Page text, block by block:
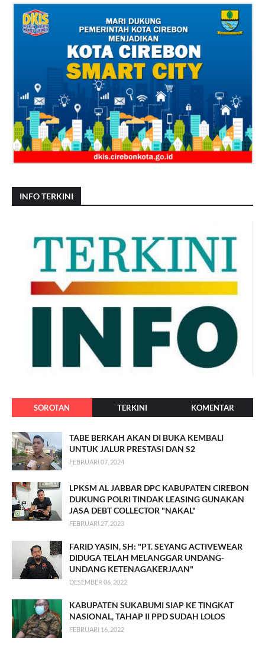
INFO TERKINI
SOROTAN TERKINI KOMENTAR
TABE BERKAH AKAN DI BUKA KEMBALI
UNTUK JALUR PRESTASI DAN S2
FEBRUARI 07, 2024
LPKSM AL JABBAR DPC KABUPATEN CIREBON
DUKUNG POLRI TINDAK LEASING GUNAKAN
JASA DEBT COLLECTOR "NAKAL"
FEBRUARI 27, 2023
FARID YASIN, SH: "PT. SEYANG ACTIVEWEAR
DIDUGA TELAH MELANGGAR UNDANG-
UNDANG KETENAGAKERJAAN"
DESEMBER 06, 2022
KABUPATEN SUKABUMI SIAP KE TINGKAT
NASIONAL, TAHAP II PPD SUDAH LOLOS
FEBRUARI 16, 2022